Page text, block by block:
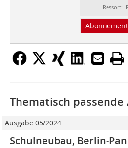
Ressort:
Abonnement
Thematisch passende
Ausgabe 05/2024
Schulneubau, Berlin-